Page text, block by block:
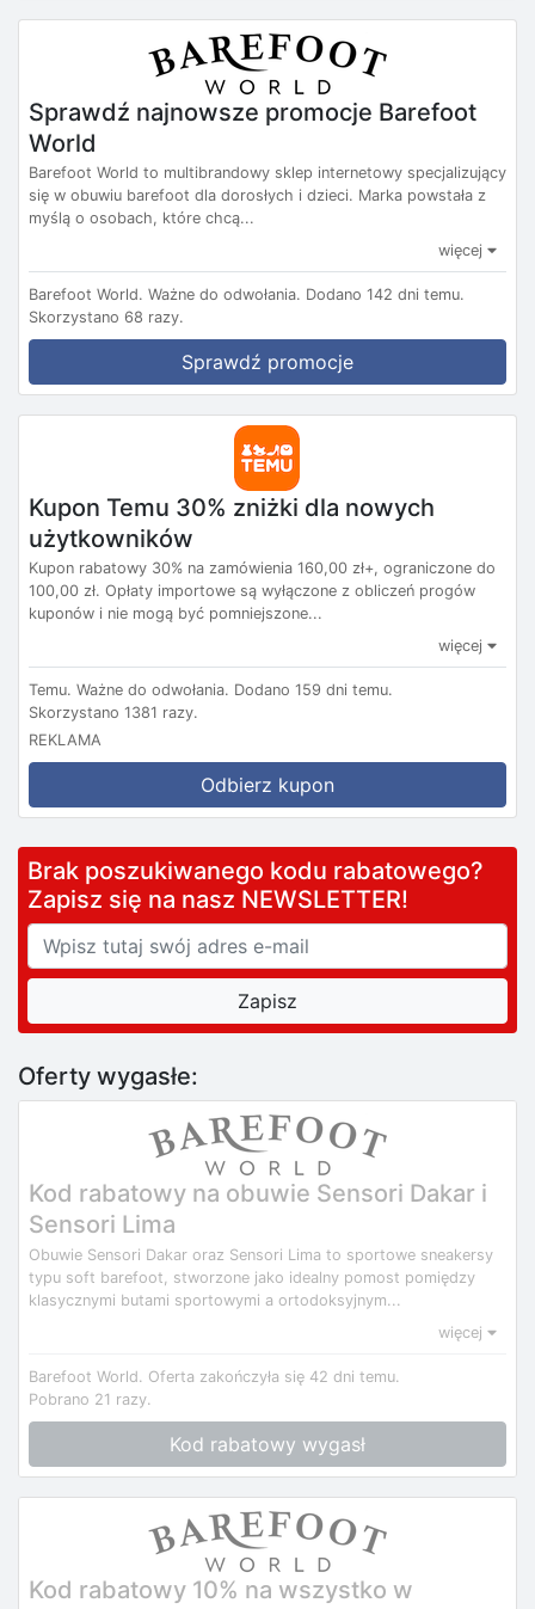
Sprawdź najnowsze promocje Barefoot
World
Barefoot World to multibrandowy sklep internetowy specjalizujący
się w obuwiu barefoot dla dorosłych i dzieci. Marka powstała z
myślą o osobach, które chcą...
więcej
Barefoot World. Ważne do odwołania. Dodano 142 dni temu.
Skorzystano 68 razy.
Sprawdź promocje
Kupon Temu 30% zniżki dla nowych
użytkowników
Kupon rabatowy 30% na zamówienia 160,00 zł+, ograniczone do
100,00 zł. Opłaty importowe są wyłączone z obliczeń progów
kuponów i nie mogą być pomniejszone...
więcej
Temu. Ważne do odwołania. Dodano 159 dni temu.
Skorzystano 1381 razy.
REKLAMA
Odbierz kupon
Brak poszukiwanego kodu rabatowego?
Zapisz się na nasz NEWSLETTER!
Oferty wygasłe:
Kod rabatowy na obuwie Sensori Dakar i
Sensori Lima
Obuwie Sensori Dakar oraz Sensori Lima to sportowe sneakersy
typu soft barefoot, stworzone jako idealny pomost pomiędzy
klasycznymi butami sportowymi a ortodoksyjnym...
więcej
Barefoot World. Oferta zakończyła się 42 dni temu.
Pobrano 21 razy.
Kod rabatowy wygasł
Kod rabatowy 10% na wszystko w